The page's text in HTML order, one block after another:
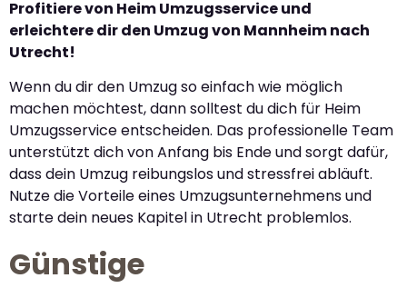
Profitiere von Heim Umzugsservice und
erleichtere dir den Umzug von Mannheim nach
Utrecht!
Wenn du dir den Umzug so einfach wie möglich
machen möchtest, dann solltest du dich für Heim
Umzugsservice entscheiden. Das professionelle Team
unterstützt dich von Anfang bis Ende und sorgt dafür,
dass dein Umzug reibungslos und stressfrei abläuft.
Nutze die Vorteile eines Umzugsunternehmens und
starte dein neues Kapitel in Utrecht problemlos.
Günstige